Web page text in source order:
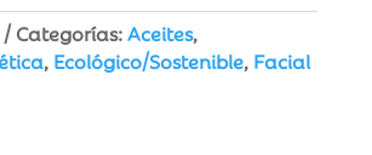
Categorías:Aceites,
, Ecológico/Sostenible, Facial